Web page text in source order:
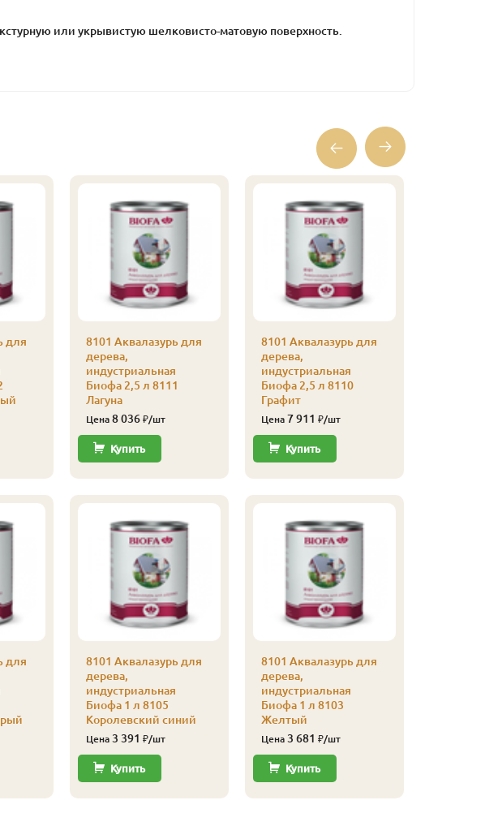
или укрывистую шелковисто-матовую поверхность.
для
для
8101 Аквалазурь для
дерева,
индустриальная
Биофа 2,5 л 8111
Лагуна
Цена 8 036₽/шт
Купить
8101 Аквалазурь для
дерева,
индустриальная
Биофа 1 л 8105
Королевский синий
Цена 3 391 ₽/шт
Купить
8101 Аквалазурь для
дерева,
индустриальная
Биофа 2,5 л 8110
Графит
Цена 7 911 ₽/шт
Купить
8101 Аквалазурь для
дерева,
индустриальная
Биофа 1 л 8103
Желтый
Цена 3 681 ₽/шт
Купить